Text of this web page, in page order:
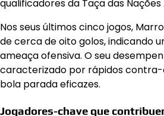
qualificadores da Taça das Nações
Nos seus últimos cinco jogos,
de cerca de oito golos, indicando
ameaça ofensiva. O seu
caracterizado por rápidos contra-
bola parada eficazes.
Jogadores-chave que